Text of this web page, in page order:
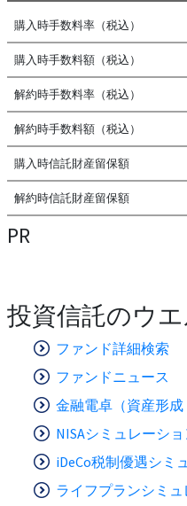
購入時手数料率（税込）
購入時手数料額（税込）
解約時手数料率（税込）
解約時手数料額（税込）
購入時信託財産留保額
解約時信託財産留保額
PR
投資信託のウ
ファンド詳細検索
ファンドニュース
金融電卓（資産形成
NISAシミュレーショ
iDeCo税制優遇シミ
ライフプランシミ